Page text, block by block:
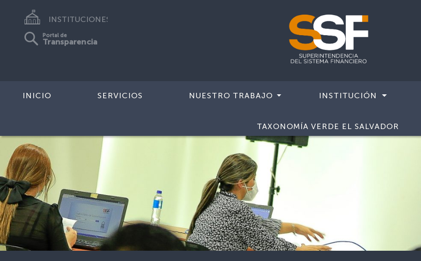
INSTITUCIONES
Portal de
Transparencia
INICIO SERVICIOS NUESTRO TRABAJO INSTITUCIÓN
TAXONOMÍA VERDE EL SALVADOR